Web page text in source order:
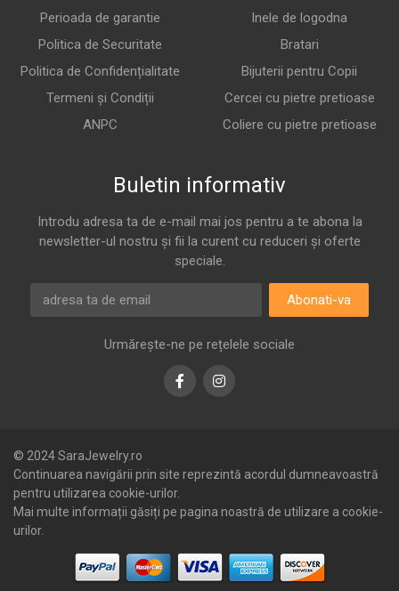
Perioada de garantie
Politica de Securitate
Politica de Confidențialitate
Termeni și Condiții
ANPC
Inele de logodna
Bratari
Bijuterii pentru Copii
Cercei cu pietre pretioase
Coliere cu pietre pretioase
Buletin informativ
Introdu adresa ta de e-mail mai jos pentru a te abona la
newsletter-ul nostru și fii la curent cu reduceri și oferte
speciale.
Abonati-va
Urmărește-ne pe rețelele sociale
FacebookInstagram
© 2024 SaraJewelry.ro
Continuarea navigării prin site reprezintă acordul dumneavoastră
pentru utilizarea cookie-urilor.
Mai multe informații găsiți pe pagina noastră de utilizare a cookie-
urilor.